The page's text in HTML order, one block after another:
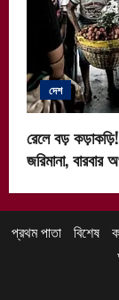
দেশ
রেলে বড়
জরিমানা, বারবার
প্রথম পাতা বিশেষ